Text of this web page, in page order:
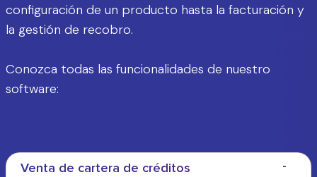
configuración de un producto hasta la facturación y
la gestión de recobro.
Conozca todas las funcionalidades de nuestro
software:
Venta de cartera de créditos